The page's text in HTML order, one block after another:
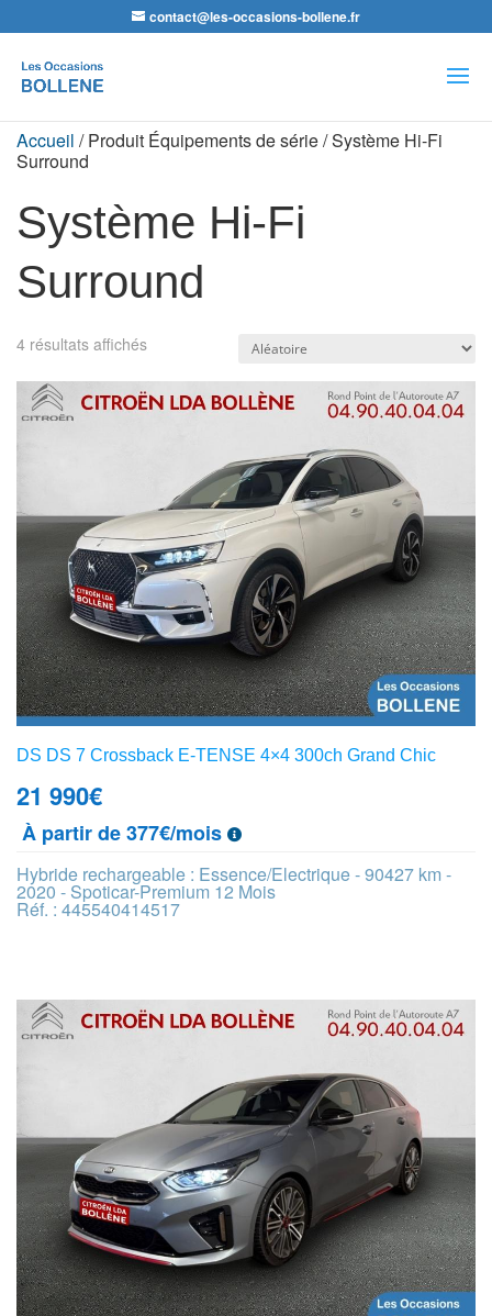
contact@les-occasions-bollene.fr
de
produits
Accueil / Produit Équipements de série / Système Hi-Fi
Surround
Système Hi-Fi
Surround
4 résultats affichés
DS DS 7 Crossback E-TENSE 4×4 300ch Grand Chic
21 990€
À partir de 377€/mois
Hybride rechargeable : Essence/Electrique - 90427 km -
2020 - Spoticar-Premium 12 Mois
Réf. : 445540414517